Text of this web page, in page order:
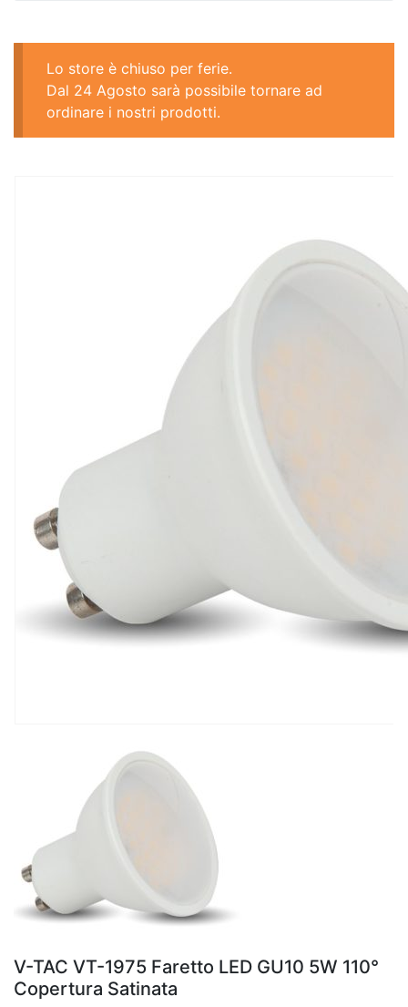
Lo store è chiuso per ferie.
Dal 24 Agosto sarà possibile tornare ad
ordinare i nostri prodotti.
V-TAC VT-1975 Faretto LED GU10 5W 110°
Copertura Satinata